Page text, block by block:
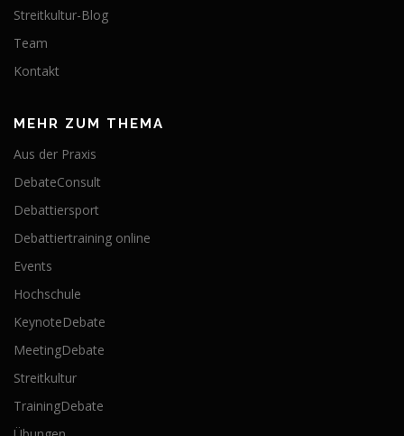
Streitkultur-Blog
Team
Kontakt
MEHR ZUM THEMA
Aus der Praxis
DebateConsult
Debattiersport
Debattiertraining online
Events
Hochschule
KeynoteDebate
MeetingDebate
Streitkultur
TrainingDebate